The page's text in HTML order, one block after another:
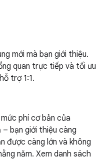
mới mà bạn giới thiệu.
quan trực tiếp và tối ưu
trợ 1:1.
phí cơ bản của
bạn giới thiệu càng
được càng lớn và không
năm. Xem danh sách